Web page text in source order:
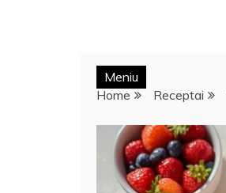
Meniu
Home
Receptai